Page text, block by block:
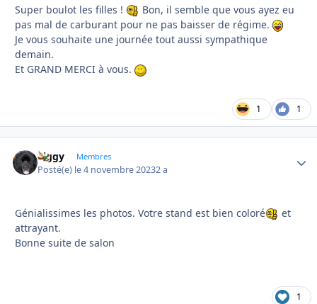
Super boulot les filles !
Bon, il semble que vous ayez eu
pas mal de carburant pour ne pas baisser de régime.
Je vous souhaite une journée tout aussi sympathique
demain.
Et GRAND MERCI à vous.
1 1
Ziggy Membres
Posté(e) le 4 novembre 20232 a
Génialissimes les photos. Votre stand est bien coloré
et
attrayant.
Bonne suite de salon
1